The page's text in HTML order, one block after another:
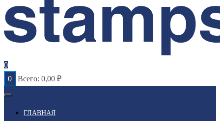
0
0
Всего: 0,00 ₽
ГЛАВНАЯ